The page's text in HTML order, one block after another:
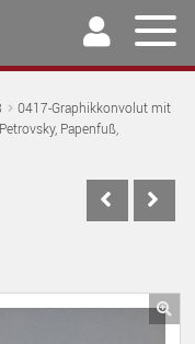
0417-Graphikkonvolut mit
Papenfuß,